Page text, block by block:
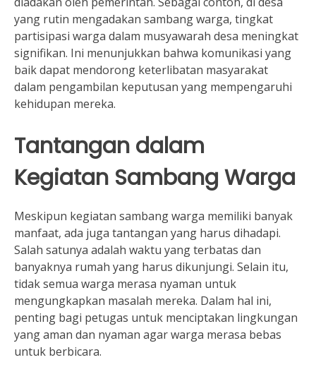
yang rutin mengadakan sambang warga, tingkat
partisipasi warga dalam musyawarah desa meningkat
signifikan. Ini menunjukkan bahwa komunikasi yang
baik dapat mendorong keterlibatan masyarakat
dalam pengambilan keputusan yang mempengaruhi
kehidupan mereka.
Tantangan dalam
Kegiatan Sambang Warga
Meskipun kegiatan sambang warga memiliki banyak
manfaat, ada juga tantangan yang harus dihadapi.
Salah satunya adalah waktu yang terbatas dan
banyaknya rumah yang harus dikunjungi. Selain itu,
tidak semua warga merasa nyaman untuk
mengungkapkan masalah mereka. Dalam hal ini,
penting bagi petugas untuk menciptakan lingkungan
yang aman dan nyaman agar warga merasa bebas
untuk berbicara.